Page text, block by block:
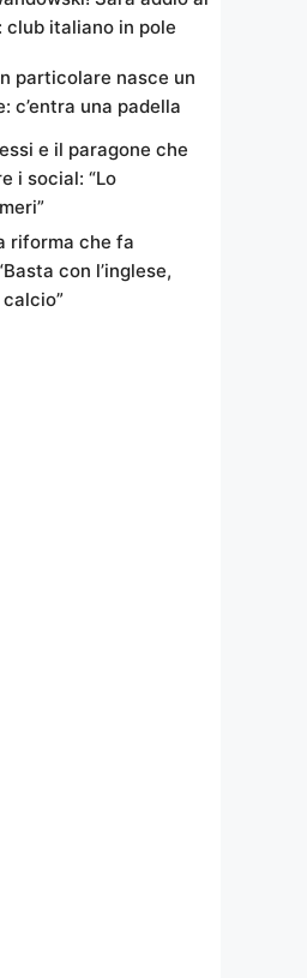
club italiano in pole
particolare nasce un
c’entra una padella
e il paragone che
i social: “Lo
riforma che fa
con l’inglese,